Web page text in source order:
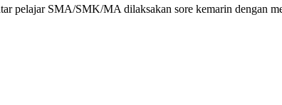
pelajar SMA/SMK/MA dilaksakan sore kemarin dengan